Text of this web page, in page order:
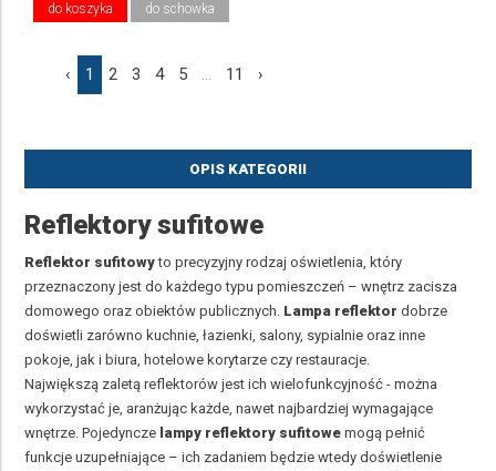
do koszyka do schowka
‹ 1 2 3 4 5 ... 11 ›
OPIS KATEGORII
Reflektory sufitowe
Reflektor sufitowyto precyzyjny rodzaj oświetlenia, który
przeznaczony jest do każdego typu pomieszczeń – wnętrz zacisza
domowego oraz obiektów publicznych. Lampa reflektor dobrze
doświetli zarówno kuchnie, łazienki, salony, sypialnie oraz inne
pokoje, jak i biura, hotelowe korytarze czy restauracje.
Największą zaletą reflektorów jest ich wielofunkcyjność - można
wykorzystać je, aranżując każde, nawet najbardziej wymagające
wnętrze. Pojedyncze lampy reflektory sufitowe mogą pełnić
funkcje uzupełniające – ich zadaniem będzie wtedy doświetlenie